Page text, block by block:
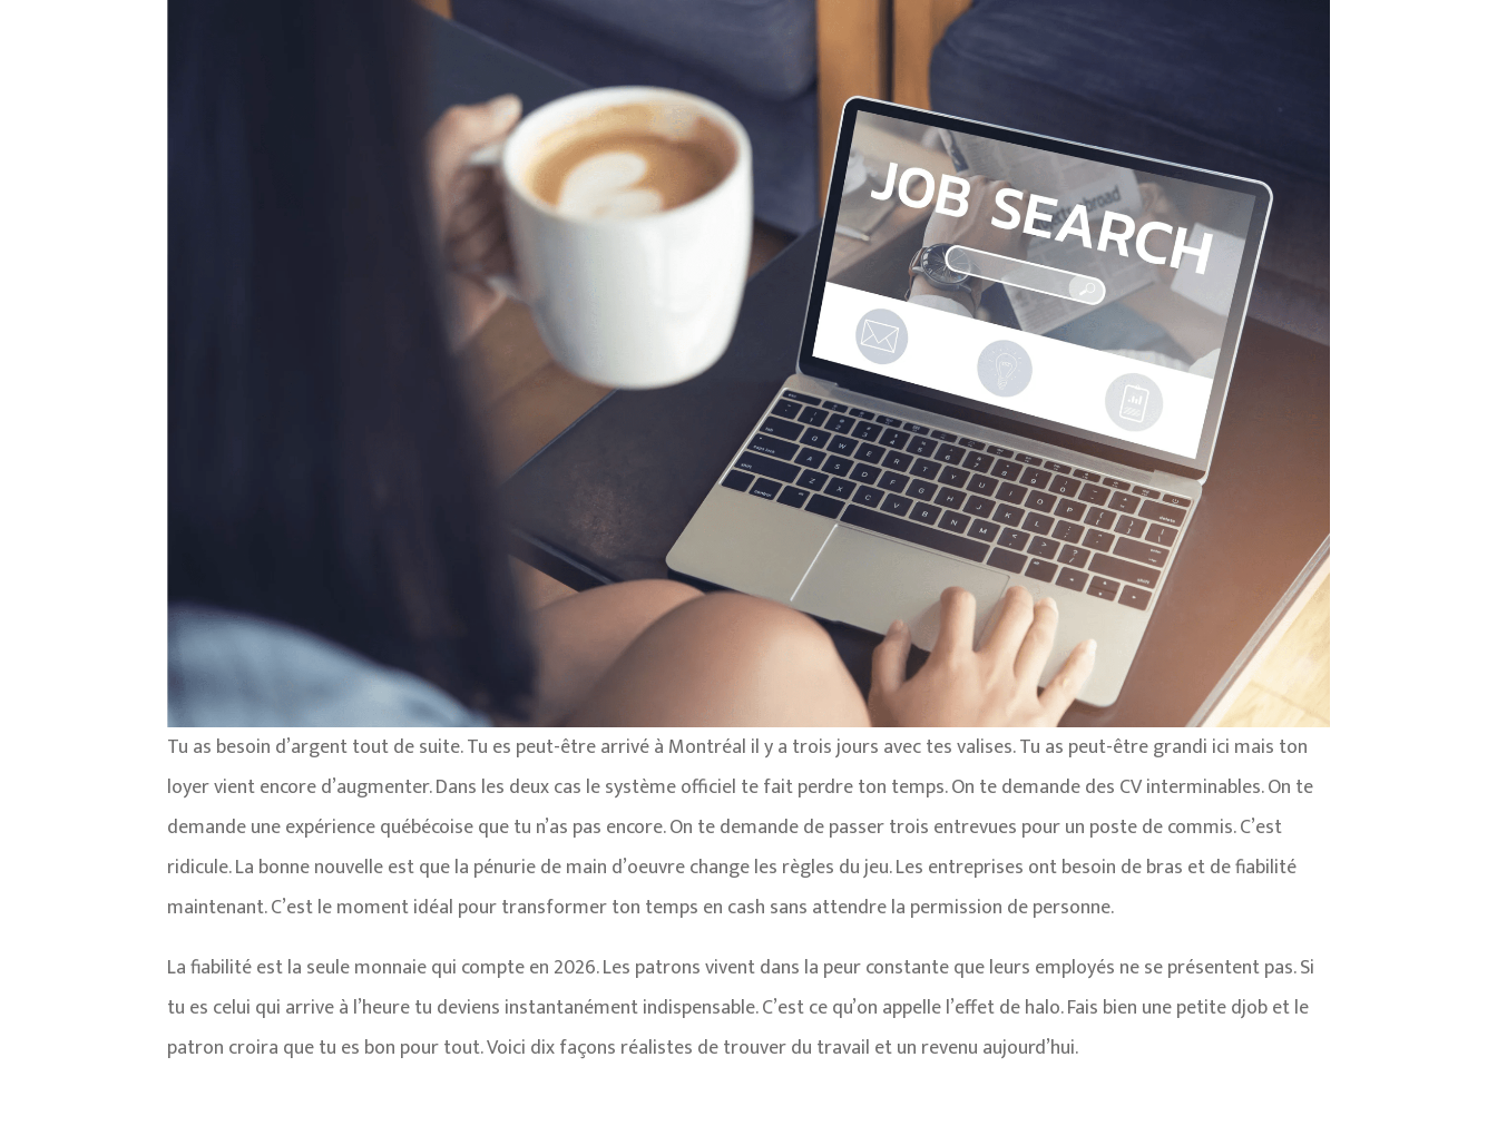
Tu as besoin d’argent tout de suite. Tu es peut-être arrivé à Montréal il y a trois jours avec tes valises. Tu as peut-être grandi ici mais ton
loyer vient encore d’augmenter. Dans les deux cas le système officiel te fait perdre ton temps. On te demande des CV interminables. On te
demande une expérience québécoise que tu n’as pas encore. On te demande de passer trois entrevues pour un poste de commis. C’est
ridicule. La bonne nouvelle est que la pénurie de main d’oeuvre change les règles du jeu. Les entreprises ont besoin de bras et de fiabilité
maintenant. C’est le moment idéal pour transformer ton temps en cash sans attendre la permission de personne.
La fiabilité est la seule monnaie qui compte en 2026. Les patrons vivent dans la peur constante que leurs employés ne se présentent pas. Si
tu es celui qui arrive à l’heure tu deviens instantanément indispensable. C’est ce qu’on appelle l’effet de halo. Fais bien une petite djob et le
patron croira que tu es bon pour tout. Voici dix façons réalistes de trouver du travail et un revenu aujourd’hui.